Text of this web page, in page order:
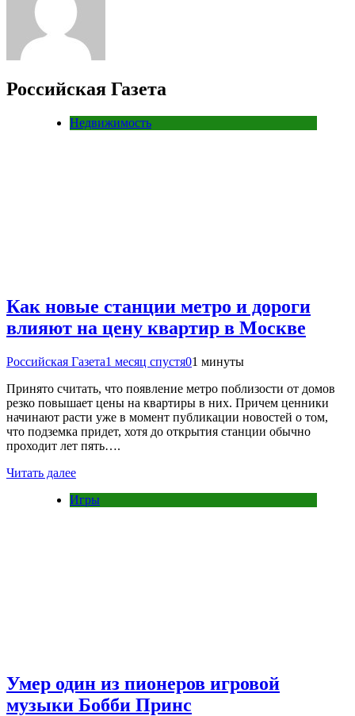
Российская Газета
Недвижимость
Как новые станции метро и дороги
влияют на цену квартир в Москве
Российская Газета1 месяц спустя01 минуты
Принято считать, что появление метро поблизости от домов
резко повышает цены на квартиры в них. Причем ценники
начинают расти уже в момент публикации новостей о том,
что подземка придет, хотя до открытия станции обычно
проходит лет пять….
Читать далее
Игры
Умер один из пионеров игровой
музыки Бобби Принс